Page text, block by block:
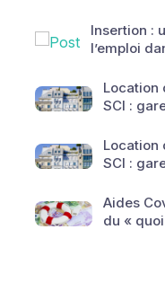
Insertion :
l’emploi
Location
SCI :
Location
SCI :
Aides
du «